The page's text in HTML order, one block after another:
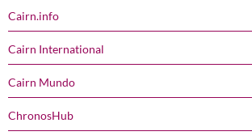
Cairn.info
Cairn International
Cairn Mundo
ChronosHub